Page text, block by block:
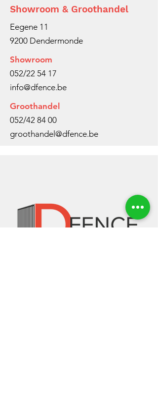
Showroom & Groothandel
Eegene 11
9200 Dendermonde
Showroom
052/22 54 17
info@dfence.be
Groothandel
052/42 84 00
groothandel@dfence.be